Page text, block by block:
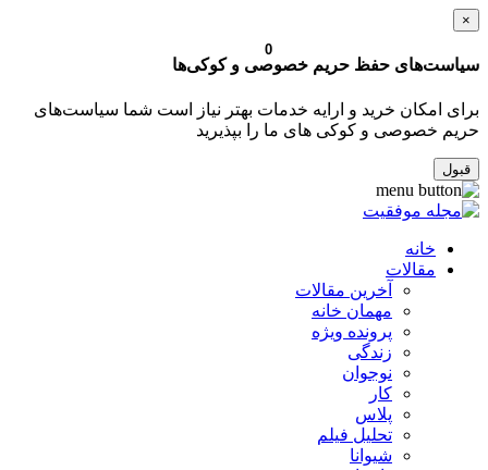
×
سیاست‌های حفظ حریم خصوصی و کوکی‌ها
برای امکان خرید و ارایه خدمات بهتر نیاز است شما سیاست‌های
حریم خصوصی و کوکی های ما را بپذیرید
قبول
خانه
مقالات
آخرین مقالات
مهمان خانه
پرونده ویژه
زندگی
نوجوان
کار
پلاس
تحلیل فیلم
شیوانا
0